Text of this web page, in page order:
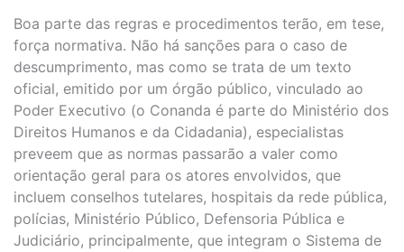
Boa parte das regras e procedimentos terão, em tese,
força normativa. Não há sanções para o caso de
descumprimento, mas como se trata de um texto
oficial, emitido por um órgão público, vinculado ao
Poder Executivo (o Conanda é parte do Ministério dos
Direitos Humanos e da Cidadania), especialistas
preveem que as normas passarão a valer como
orientação geral para os atores envolvidos, que
incluem conselhos tutelares, hospitais da rede pública,
polícias, Ministério Público, Defensoria Pública e
Judiciário, principalmente, que integram o Sistema de